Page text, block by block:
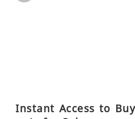
Instant Access to